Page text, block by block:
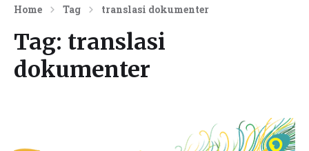
Home Tag translasi dokumenter
Tag: translasi
dokumenter